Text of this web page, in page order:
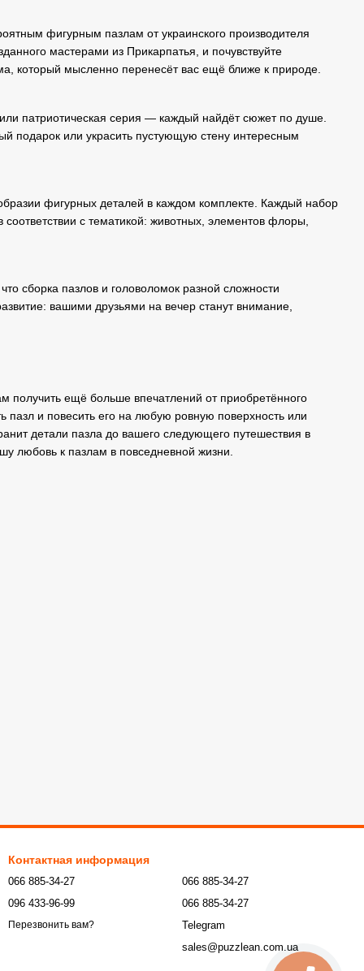
фигурным пазлам от украинского производителя
мастерами из Прикарпатья, и почувствуйте
который мысленно перенесёт вас ещё ближе к природе.
патриотическая серия — каждый найдёт сюжет по душе.
подарок или украсить пустующую стену интересным
фигурных деталей в каждом комплекте. Каждый набор
с тематикой: животных, элементов флоры,
сборка пазлов и головоломок разной сложности
вашими друзьями на вечер станут внимание,
получить ещё больше впечатлений от приобретённого
пазл и повесить его на любую ровную поверхность или
детали пазла до вашего следующего путешествия в
любовь к пазлам в повседневной жизни.
Контактная информация
066 885-34-27
096 433-96-99
Перезвонить вам?
066 885-34-27
066 885-34-27
Telegram
sales@puzzlean.com.ua